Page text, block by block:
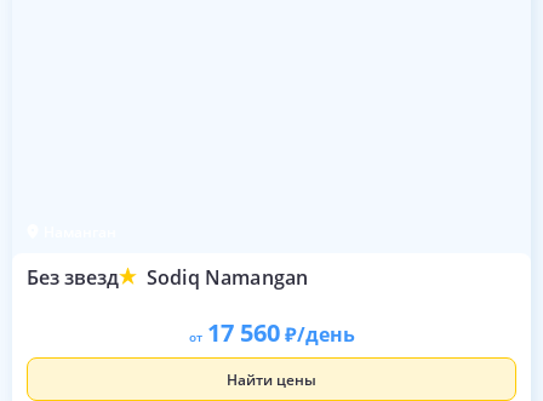
Без звезд Sodiq Namangan
от 17 560 /день
Найти цены